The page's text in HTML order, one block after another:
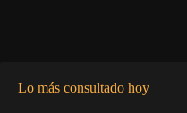
Lo más consultado hoy